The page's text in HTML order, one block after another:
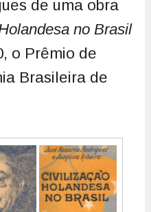
de uma obra
no Brasil
o Prêmio de
Brasileira de